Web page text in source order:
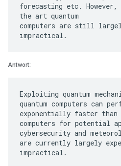
forecasting etc.
the art quantum
computers are still
Antwort:
Exploiting quantum
quantum computers can
exponentially faster
computers for potential
cybersecurity and
are currently largely